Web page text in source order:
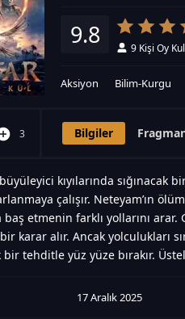
9.8 9 Kişi Oy
Aksiyon Bilim-Kurgu
3 Bilgiler
büyüleyici kıyılarında
çalışır. Neteyam’ın
baş etmenin farklı yollarını
karar alır. Ancak yolculukları
tehditle yüz yüze bırakır.
17 Aralık 2025